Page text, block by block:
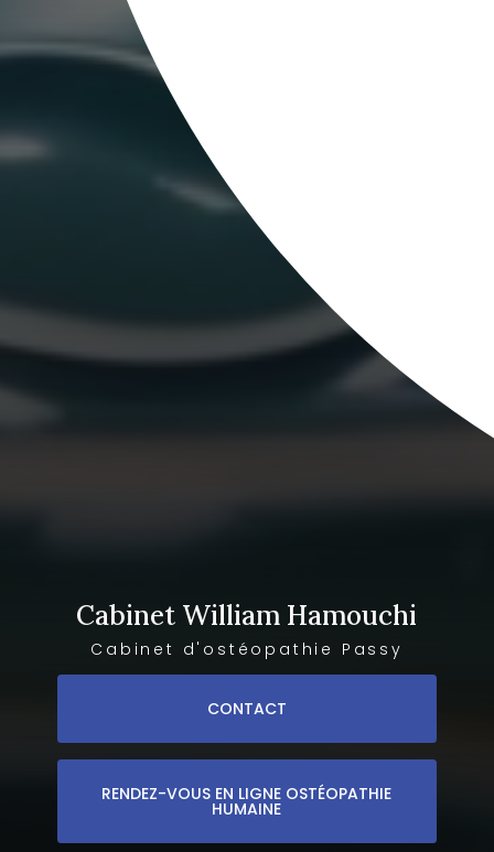
Cabinet William Hamouchi
Cabinet d'ostéopathie Passy
CONTACT
RENDEZ-VOUS EN LIGNE OSTÉOPATHIE
HUMAINE